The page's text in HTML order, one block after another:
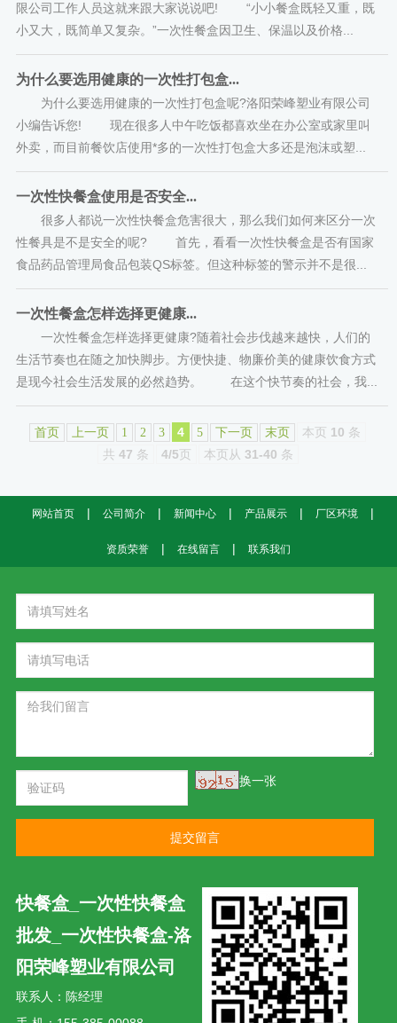
限公司工作人员这就来跟大家说说吧! “小小餐盒既轻又重，既
小又大，既简单又复杂。”一次性餐盒因卫生、保温以及价格...
为什么要选用健康的一次性打包盒...
为什么要选用健康的一次性打包盒呢?洛阳荣峰塑业有限公司
小编告诉您! 现在很多人中午吃饭都喜欢坐在办公室或家里叫
外卖，而目前餐饮店使用*多的一次性打包盒大多还是泡沫或塑...
一次性快餐盒使用是否安全...
很多人都说一次性快餐盒危害很大，那么我们如何来区分一次
性餐具是不是安全的呢? 首先，看看一次性快餐盒是否有国家
食品药品管理局食品包装QS标签。但这种标签的警示并不是很...
一次性餐盒怎样选择更健康...
一次性餐盒怎样选择更健康?随着社会步伐越来越快，人们的
生活节奏也在随之加快脚步。方便快捷、物廉价美的健康饮食方式
是现今社会生活发展的必然趋势。 在这个快节奏的社会，我...
首页 上一页 1 2 3 4 5 下一页 末页 本页 10 条
共 47 条 4/5页 本页从 31-40 条
网站首页 | 公司简介 | 新闻中心 | 产品展示 | 厂区环境 |
资质荣誉 | 在线留言 | 联系我们
换一张
提交留言
快餐盒_一次性快餐盒
批发_一次性快餐盒-洛
阳荣峰塑业有限公司
联系人：陈经理